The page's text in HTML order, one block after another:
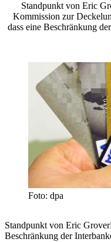
Standpunkt von Eric
Kommission zur
dass eine Beschränkung
Foto: dpa
Standpunkt von Eric
Beschränkung der